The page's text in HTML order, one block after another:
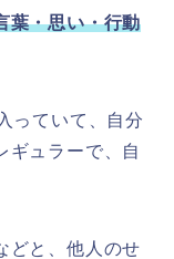
葉・思い・行動
っていて、自分
ギュラーで、自
どと、他人のせ